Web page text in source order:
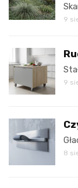
9
9
8